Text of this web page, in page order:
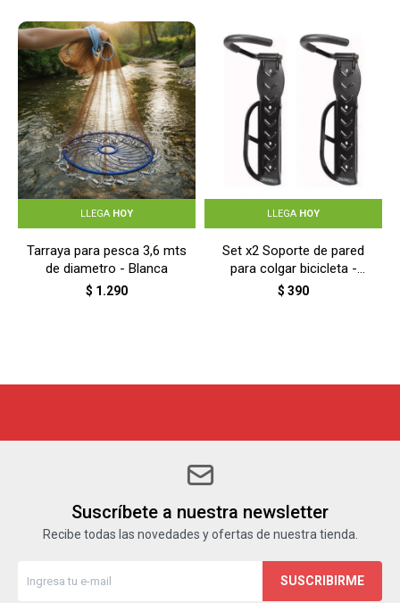
LLEGA HOY
Tarraya para pesca 3,6 mts
de diametro - Blanca
$ 1.290
LLEGA HOY
Set x2 Soporte de pared
para colgar bicicleta -
NEGRO
$ 390
Suscríbete a nuestra newsletter
Recibe todas las novedades y ofertas de nuestra tienda.
SUSCRIBIRME